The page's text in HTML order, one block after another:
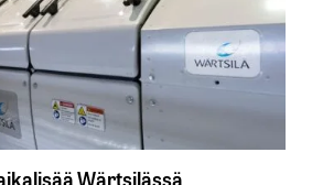
Wärtsilässä